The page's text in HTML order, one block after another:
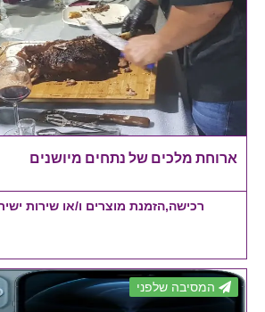
ארוחת מלכים של נתחים מיושנים
רכישה,הזמנת מוצרים ו/או שירות
המסיבה שלפני